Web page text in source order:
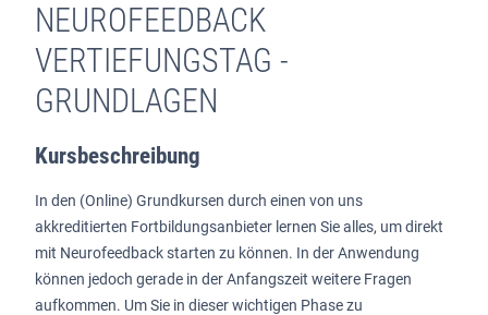
NEUROFEEDBACK
VERTIEFUNGSTAG -
GRUNDLAGEN
Kursbeschreibung
In den (Online) Grundkursen durch einen von uns
akkreditierten Fortbildungsanbieter lernen Sie alles, um direkt
mit Neurofeedbackstarten zu können. In der Anwendung
können jedoch gerade in der Anfangszeit weitere Fragen
aufkommen. Um Sie in dieser wichtigen Phase zu